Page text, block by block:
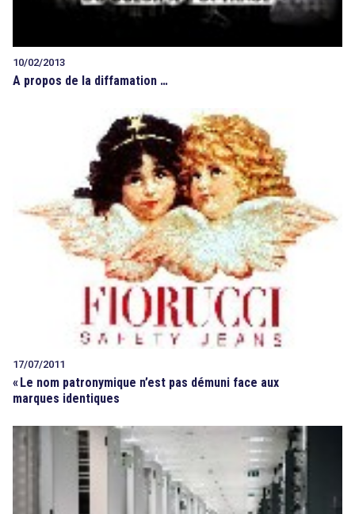
10/02/2013
A propos de la diffamation …
17/07/2011
« Le nom patronymique n’est pas démuni face aux
marques identiques